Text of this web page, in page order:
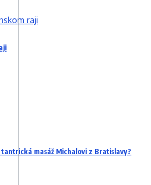
masáž Michalovi z Bratislavy?